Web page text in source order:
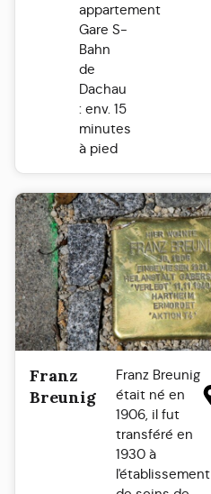
appartement
Gare S-
Bahn
de
Dachau
: env. 15
minutes
à pied
Franz
Breunig
Franz Breunig
était né en
1906, il fut
transféré en
1930 à
l'établissement